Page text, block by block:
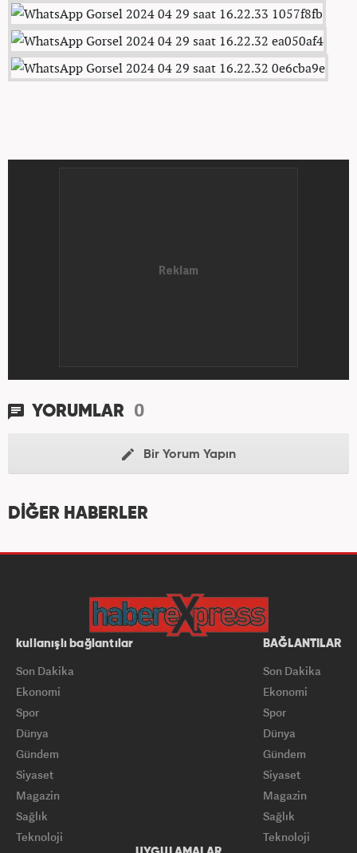
YORUMLAR 0
Bir Yorum Yapın
DİĞER HABERLER
kullanışlı bağlantılar
Son Dakika
Ekonomi
Spor
Dünya
Gündem
Siyaset
Magazin
Sağlık
Teknoloji
BAĞLANTILAR
Son Dakika
Ekonomi
Spor
Dünya
Gündem
Siyaset
Magazin
Sağlık
Teknoloji